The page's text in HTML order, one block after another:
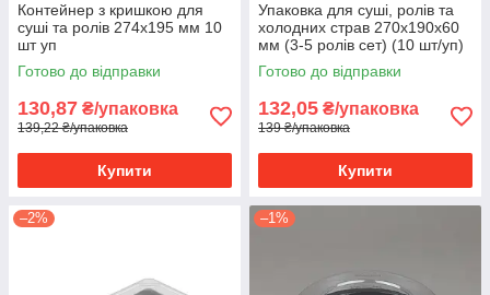
Контейнер з кришкою для
суші та ролів 274х195 мм 10
шт уп
Готово до відправки
130,87 ₴/упаковка
139,22 ₴/упаковка
Купити
Упаковка для суші, ролів та
холодних страв 270х190х60
мм (3-5 ролів сет) (10 шт/уп)
Готово до відправки
132,05 ₴/упаковка
139 ₴/упаковка
Купити
–2% –1%